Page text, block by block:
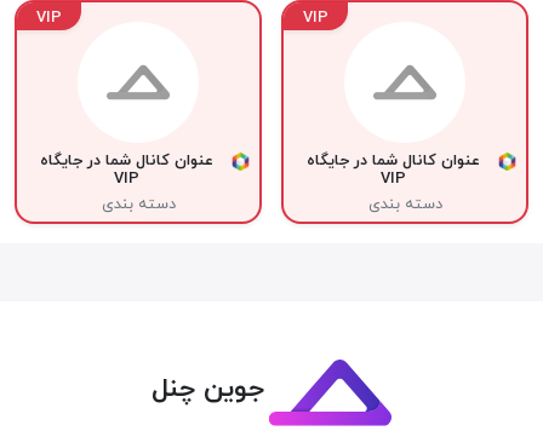
VIP
عنوان کانال شما در جایگاه
VIP
دسته بندی
VIP
عنوان کانال شما در جایگاه
VIP
دسته بندی
جوین چنل